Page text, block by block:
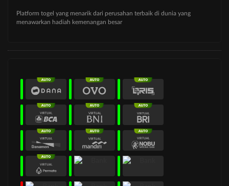
Platform togel yang menarik dari perusahan terbaik di dunia yang
menawarkan hadiah kemenangan besar